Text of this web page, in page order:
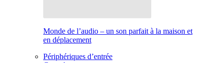
Monde de l’audio – un son parfait à la maison et
en déplacement
Périphériques d’entrée